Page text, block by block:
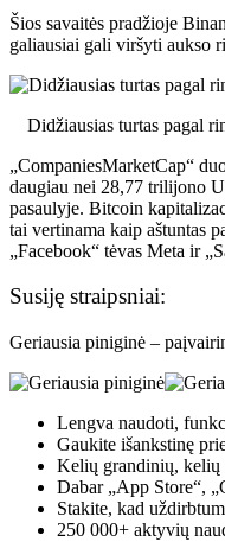
Šios savaitės pradžioje
galiausiai gali viršyti aukso
Didžiausias turtas pagal
„CompaniesMarketCap“
daugiau nei 28,77 trilijono
pasaulyje. Bitcoin
tai vertinama kaip aštuntas
„Facebook“ tėvas Meta ir
Susiję straipsniai:
Geriausia piniginė –
Lengva naudoti,
Gaukite išankstinę
Kelių grandinių, kelių
Dabar „App Store“,
Stakite, kad
250 000+ aktyvių